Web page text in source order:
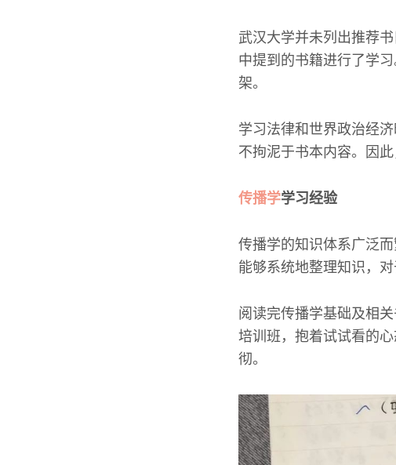
武汉大学并未列出推荐
中提到的书籍进行了学
架。
学习法律和世界政治经
不拘泥于书本内容。因
传播学学习经验
传播学的知识体系广泛
能够系统地整理知识，
阅读完传播学基础及相
培训班，抱着试试看的
彻。